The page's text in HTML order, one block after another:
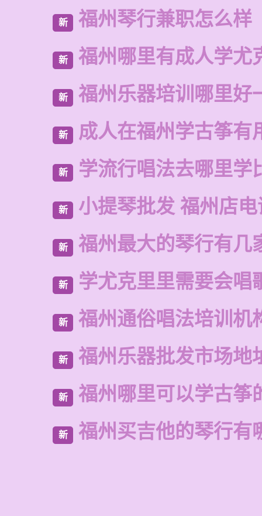
新 福州琴行兼职怎么样
新 福州哪里有成人学尤
新 福州乐器培训哪里好
新 成人在福州学古筝有
新 学流行唱法去哪里学
新 小提琴批发 福州店
新 福州最大的琴行有几
新 学尤克里里需要会唱
新 福州通俗唱法培训机
新 福州乐器批发市场地
新 福州哪里可以学古筝
新 福州买吉他的琴行有